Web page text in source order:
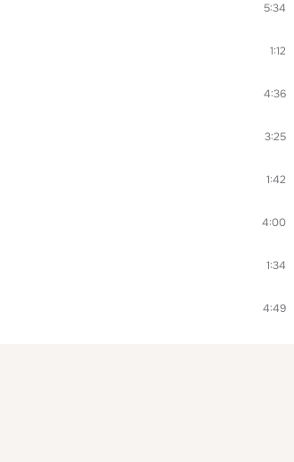
5:34
1:12
4:36
3:25
1:42
4:00
1:34
4:49